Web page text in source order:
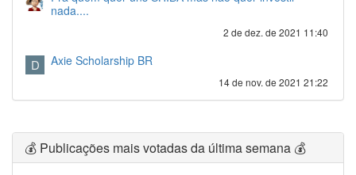
nada....
2 de dez. de 2021 11:40
D Axie Scholarship BR
14 de nov. de 2021 21:22
💰 Publicações mais votadas da última semana 💰